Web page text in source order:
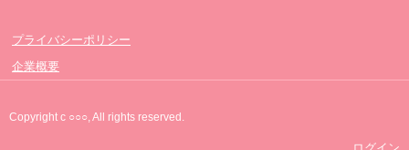
プライバシーポリシー
企業概要
Copyright c ○○○, All rights reserved.